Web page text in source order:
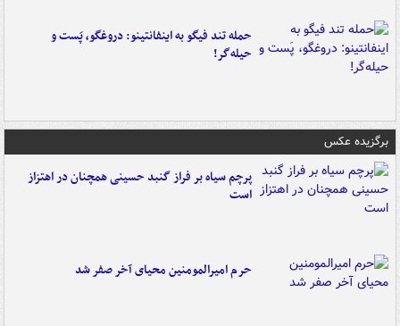
حمله تند فیگو به اینفانتینو: دروغگو، پَست‌ و
حیله‌گر!
برگزیده عکس
پرچم سیاه بر فراز گنبد حسینی همچنان در اهتزاز
است
حرم امیرالمومنین محیای آخر صفر شد